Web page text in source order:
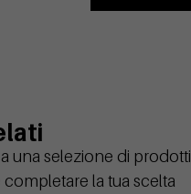
una selezione di prodotti
la tua scelta